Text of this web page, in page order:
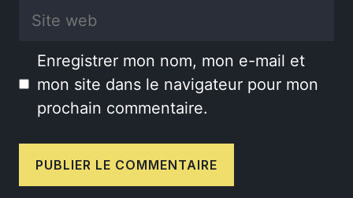
Site
Enregistrer mon nom, mon e-mail et
mon site dans le navigateur pour mon
prochain commentaire.